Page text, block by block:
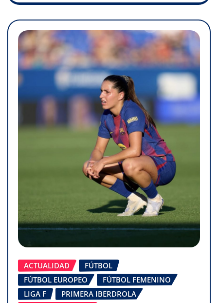
ACTUALIDAD
FÚTBOL
FÚTBOL EUROPEO
FÚTBOL FEMENINO
LIGA F
PRIMERA IBERDROLA